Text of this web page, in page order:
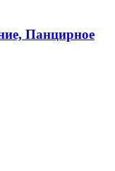
Панцирное